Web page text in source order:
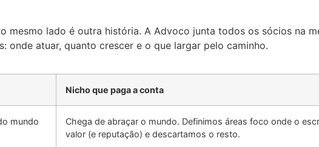
mesmo lado é outra história. A Advoco junta todos os sócios na
atuar, quanto crescer e o que largar pelo caminho.
Nicho que paga a conta
mundo
Chega de abraçar o mundo. Definimos áreas foco onde o
valor (e reputação) e descartamos o resto.